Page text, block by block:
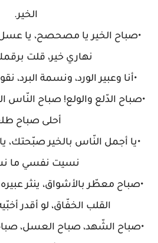
الخير.
•صباح الخير يا مصحصح، يا عسل،
نهاري خير، قلت
•أنا وعبير الورد، ونسمة البرد،
•صباح الدّلع والولع! صباح النّاس
أحلى صباح
•يا أجمل النّاس بالخير صبّحتك،
نسيت نفسي ما
•صباح معطّر بالأشواق، ينثر
القلب الخفّاق، لو أقدر
•صباح الشّهد، صباح العسل،